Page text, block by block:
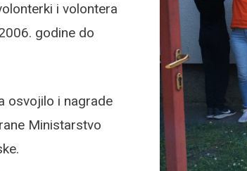
i volontera
godine do
osvojilo i nagrade
Ministarstvo